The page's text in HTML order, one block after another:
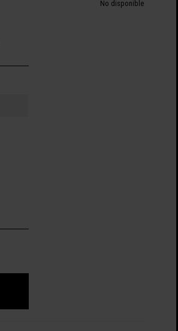
No disponible